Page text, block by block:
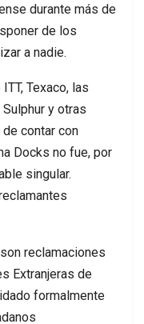
durante más de
de los
a nadie.
Texaco, las
y otras
contar con
Docks no fue, por
singular.
reclamaciones
Extranjeras de
formalmente